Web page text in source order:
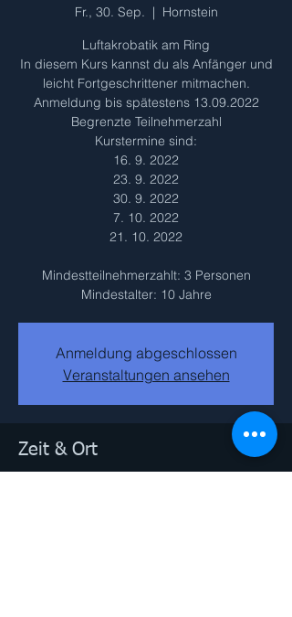
Fr., 30. Sep.
  |
Hornstein
Luftakrobatik am Ring
In diesem Kurs kannst du als Anfänger und
leicht Fortgeschrittener mitmachen.
Anmeldung bis spätestens 13.09.2022
Begrenzte Teilnehmerzahl
Kurstermine sind:
16. 9. 2022
23. 9. 2022
30. 9. 2022
7. 10. 2022
21. 10. 2022
Mindestteilnehmerzahlt: 3 Personen
Mindestalter: 10 Jahre
Anmeldung abgeschlossen
Veranstaltungen ansehen
Zeit & Ort